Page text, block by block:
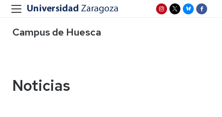
Campus de Huesca
Noticias